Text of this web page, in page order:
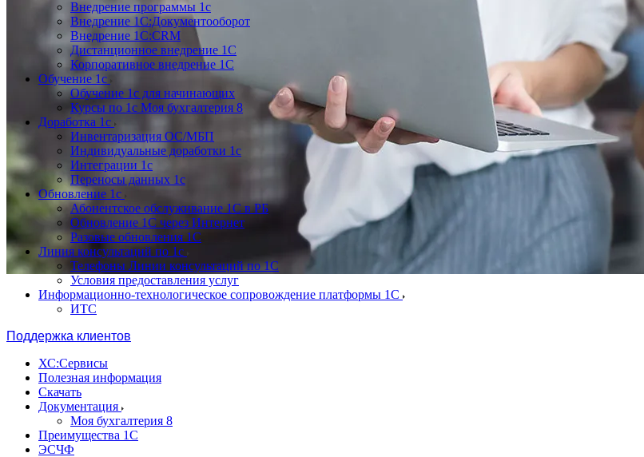
Внедрение программы 1с
Внедрение 1С:Документооборот
Внедрение 1С:CRM
Дистанционное внедрение 1С
Корпоративное внедрение 1С
Обучение 1с
Обучение 1с для начинающих
Курсы по 1с Моя бухгалтерия 8
Доработка 1с
Инвентаризация ОС/МБП
Индивидуальные доработки 1с
Интеграции 1с
Переносы данных 1с
Обновление 1с
Абонентское обслуживание 1С в РБ
Обновление 1С через Интернет
Разовые обновления 1С
Линия консультаций по 1с
Телефоны Линии консультаций по 1С
Условия предоставления услуг
Информационно-технологическое сопровождение платформы 1С
ИТС
Поддержка клиентов
ХС:Сервисы
Полезная информация
Скачать
Документация
Моя бухгалтерия 8
Преимущества 1С
ЭСЧФ